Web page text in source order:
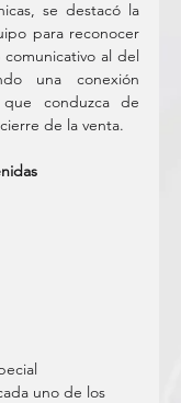
se destacó la
para reconocer
al del
una conexión
conduzca de
de la venta.
uno de los